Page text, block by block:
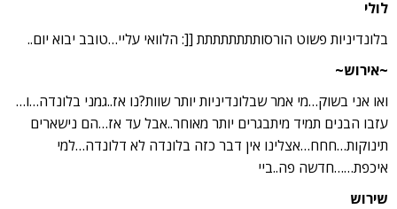
לולי
בלונדיניות פשוט הורסותתתתתתתת [[: הלוואי עליי…טובב יבוא יום..
~אירוש~
ואו אני בשוק…מי אמר שבלונדיניות יותר שוות?נו אז..גמני בלונדה…ו…
עזבו הבנים תמיד מיתבגרים יותר מאוחר..אבל עד אז…הם נישארים
תינוקות…חחח…אצלינו אין דבר כזה בלונדה לא דלונדה…למי
איכפת……חדשה פה..ביי
שירוש